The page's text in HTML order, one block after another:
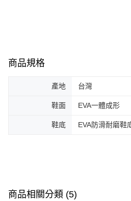
商品規格
產地 台灣
鞋面 EVA一體成形
鞋底 EVA防滑耐磨鞋
商品相關分類 (5)